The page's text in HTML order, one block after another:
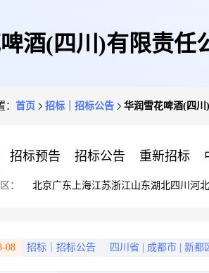
酒(四川)有限责任
首页 招标｜招标公告 华润雪花啤酒(四川
招标预告 招标公告 重新招标
： 北京广东 上海江苏浙江山东湖北四川 河北
08 招标｜招标公告 四川省 成都市 新都